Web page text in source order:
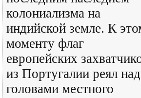
колониализма на
индийской земле. К
моменту флаг
европейских
из Португалии реял над
головами местного